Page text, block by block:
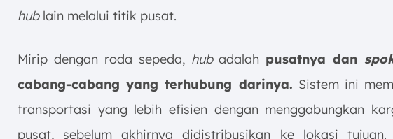
hublain melalui titik pusat.
Mirip dengan roda sepeda, hubadalah pusatnya dan
cabang-cabang yang terhubung darinya. Sistem ini
transportasi yang lebih efisien dengan menggabungkan
pusat, sebelum akhirnya didistribusikan ke lokasi